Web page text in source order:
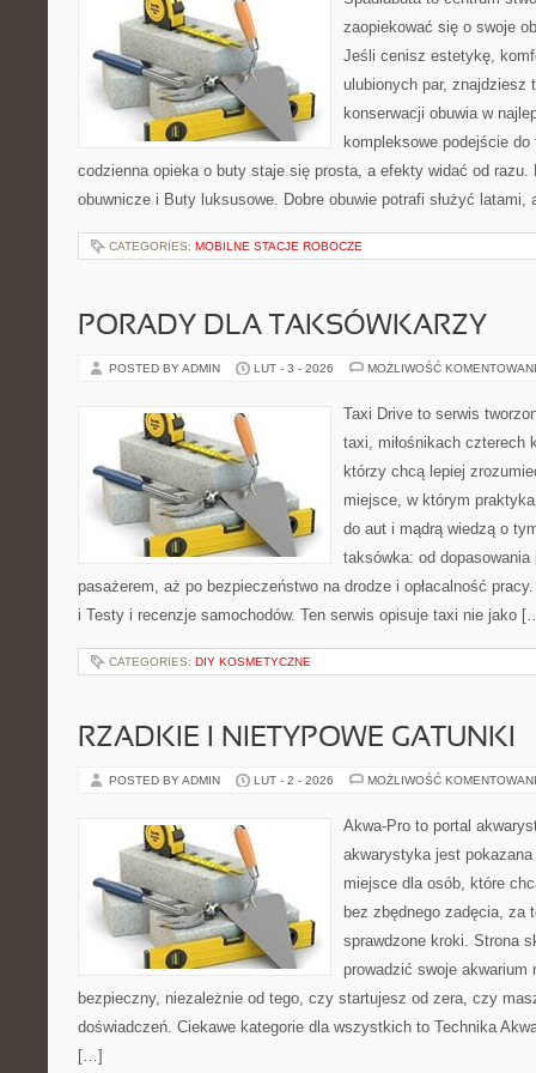
zaopiekować się o swoje
Jeśli cenisz estetykę,
ulubionych par, znajdziesz
konserwacji obuwia w
kompleksowe podejście
codzienna opieka o buty staje się prosta, a efekty widać od razu.
obuwnicze i Buty luksusowe. Dobre obuwie potrafi służyć
CATEGORIES: MOBILNE STACJE ROBOCZE
PORADY DLA TAKSÓWKARZY
POSTED BY ADMIN LUT - 3 - 2026 MOŻLIWOŚĆ
Taxi Drive to serwis
taxi, miłośnikach czterech
którzy chcą lepiej
miejsce, w którym
do aut i mądrą wiedzą o
taksówka: od
pasażerem, aż po bezpieczeństwo na drodze i opłacalność
i Testy i recenzje samochodów. Ten serwis opisuje taxi nie jako
CATEGORIES: DIY KOSMETYCZNE
RZADKIE I NIETYPOWE GATUNKI
POSTED BY ADMIN LUT - 2 - 2026 MOŻLIWOŚĆ
Akwa-Pro to portal
akwarystyka jest
miejsce dla osób, które
bez zbędnego zadęcia, za
sprawdzone kroki. Strona
prowadzić swoje akwarium
bezpieczny, niezależnie od tego, czy startujesz od zera, czy
doświadczeń. Ciekawe kategorie dla wszystkich to Technika
[…]